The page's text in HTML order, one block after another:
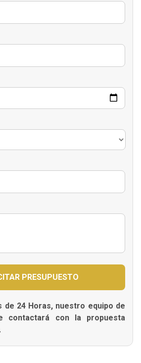
de 24 Horas, nuestro equipo de
contactará con la propuesta